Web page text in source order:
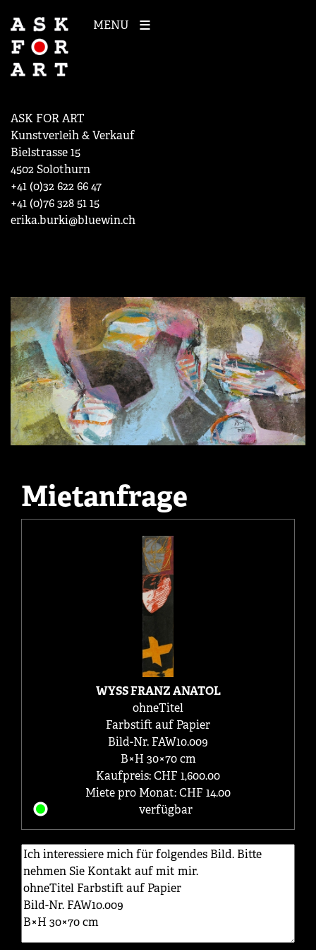
MENU
ASK FOR ART
Kunstverleih & Verkauf
Bielstrasse 15
4502 Solothurn
+41 (0)32 622 66 47
+41 (0)76 328 51 15
erika.burki@bluewin.ch
Mietanfrage
WYSS FRANZ ANATOL
ohneTitel
Farbstift auf Papier
Bild-Nr. FAW10.009
B×H 30×70 cm
Kaufpreis: CHF 1,600.00
Miete pro Monat: CHF 14.00
verfügbar